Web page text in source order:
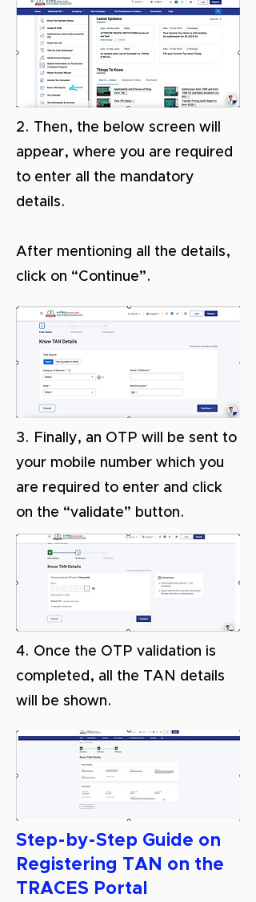
2. Then, the below screen will
appear, where you are required
to enter all the mandatory
details.
After mentioning all the details,
click on “Continue”.
3. Finally, an OTP will be sent to
your mobile number which you
are required to enter and click
on the “validate” button.
4. Once the OTP validation is
completed, all the TAN details
will be shown.
Step-by-Step Guide on
Registering TAN on the
TRACES Portal